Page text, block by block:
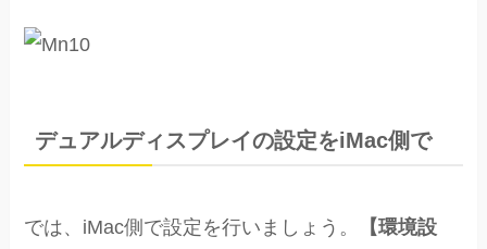
デュアルディスプレイの設定をiMac側で
では、iMac側で設定を行いましょう。
【環境設